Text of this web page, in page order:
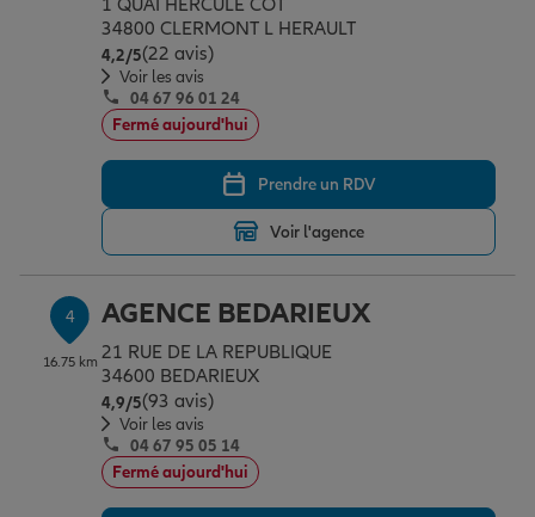
Protection juridique
Tous nos devis d'assurance
1 QUAI HERCULE COT
34800 CLERMONT L HERAULT
4,2/5Note de 4.2 sur 5
(22 avis)
Voir les avis
04 67 96 01 24
Fermé aujourd'hui
Prendre un RDV
Voir l'agence
4
16.75 km
AGENCE BEDARIEUX
21 RUE DE LA REPUBLIQUE
34600 BEDARIEUX
4,9/5Note de 4.9 sur 5
(93 avis)
Voir les avis
04 67 95 05 14
Fermé aujourd'hui